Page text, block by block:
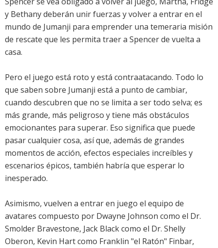
y Bethany deberán unir fuerzas y volver a entrar en el
mundo de Jumanji para emprender una temeraria misión
de rescate que les permita traer a Spencer de vuelta a
casa.
Pero el juego está roto y está contraatacando. Todo lo
que saben sobre Jumanji está a punto de cambiar,
cuando descubren que no se limita a ser todo selva; es
más grande, más peligroso y tiene más obstáculos
emocionantes para superar. Eso significa que puede
pasar cualquier cosa, así que, además de grandes
momentos de acción, efectos especiales increíbles y
escenarios épicos, también habría que esperar lo
inesperado.
Asimismo, vuelven a entrar en juego el equipo de
avatares compuesto por Dwayne Johnson como el Dr.
Smolder Bravestone, Jack Black como el Dr. Shelly
Oberon, Kevin Hart como Franklin "el Ratón" Finbar,